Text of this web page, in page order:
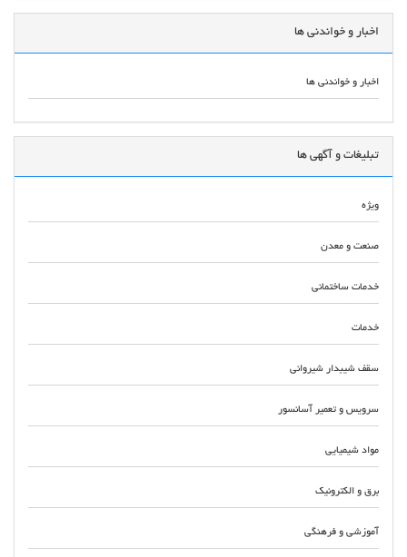
اخبار و خواندنی ها
اخبار و خواندنی ها
تبلیغات و آگهی ها
ویژه
صنعت و معدن
خدمات ساختمانی
خدمات
سقف شیبدار شیروانی
سرویس و تعمیر آسانسور
مواد شیمیایی
برق و الکترونیک
آموزشی و فرهنگی